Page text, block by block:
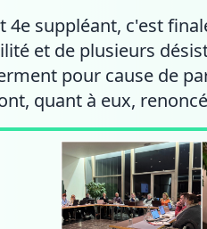
4e suppléant, c'est
et de plusieurs
pour cause de
quant à eux,